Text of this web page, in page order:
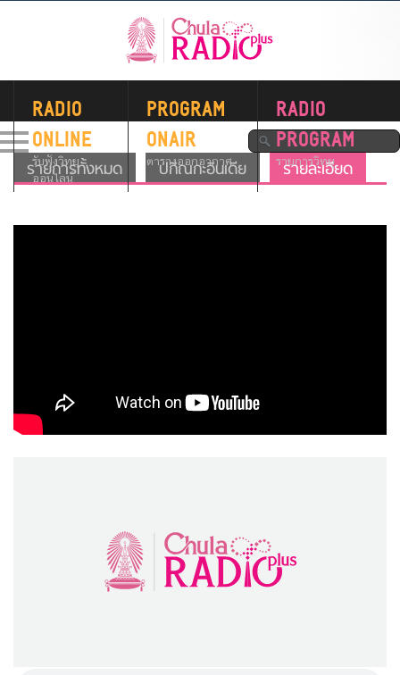
RADIO
ONLINE
รับฟังวิทยุ
ออนไลน์
PROGRAM
ONAIR
ตารางออกอากาศ
RADIO
PROGRAM
รายการวิทยุ
รายการทั้งหมด ปกิณกะอินเดีย รายละเอียด